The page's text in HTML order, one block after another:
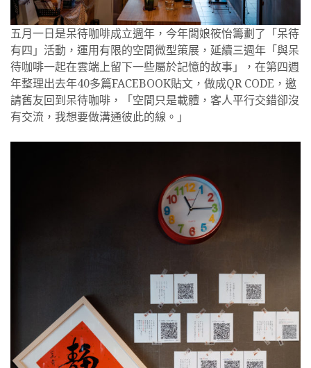
五月一日是呆待咖啡成立週年，今年闆娘筱怡籌劃了「呆待
有四」活動，運用有限的空間微型策展，延續三週年「與呆
待咖啡一起在雲端上留下一些屬於記憶的故事」，在第四週
年整理出去年40多篇FACEBOOK貼文，做成QR CODE，邀
請舊友回到呆待咖啡，「空間只是載體，客人平行交錯卻沒
有交流，我想要做溝通彼此的線。」